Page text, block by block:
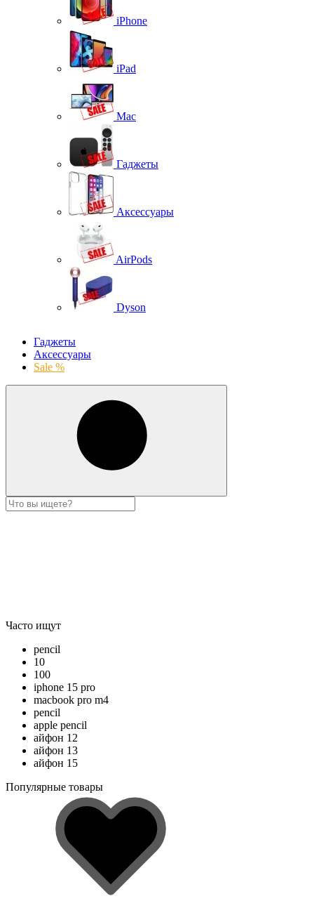
iPhone
iPad
Mac
Гаджеты
Аксессуары
AirPods
Dyson
Гаджеты
Аксессуары
Sale %
Часто ищут
pencil
10
100
iphone 15 pro
macbook pro m4
pencil
apple pencil
айфон 12
айфон 13
айфон 15
Популярные товары